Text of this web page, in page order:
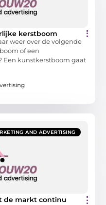
kerstboom
weer over de volgende
of een
Een kunstkerstboom gaat
AND ADVERTISING
de markt continu